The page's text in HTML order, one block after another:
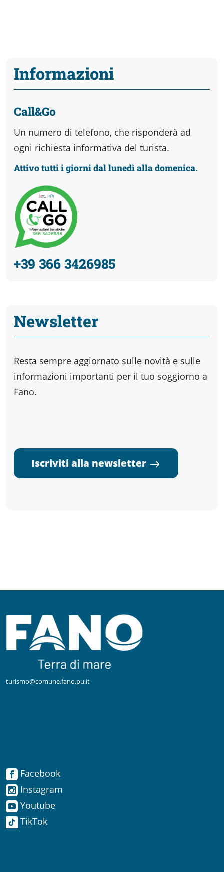
Instagram
Youtube
Informazioni
Call&Go
Un numero di telefono, che risponderà ad
ogni richiesta informativa del turista.
Attivo tutti i giorni dal lunedì alla domenica.
+39 366 3426985
Newsletter
Resta sempre aggiornato sulle novità e sulle
informazioni importanti per il tuo soggiorno a
Fano.
Iscriviti alla newsletter
turismo@comune.fano.pu.it
Facebook
Instagram
Youtube
TikTok